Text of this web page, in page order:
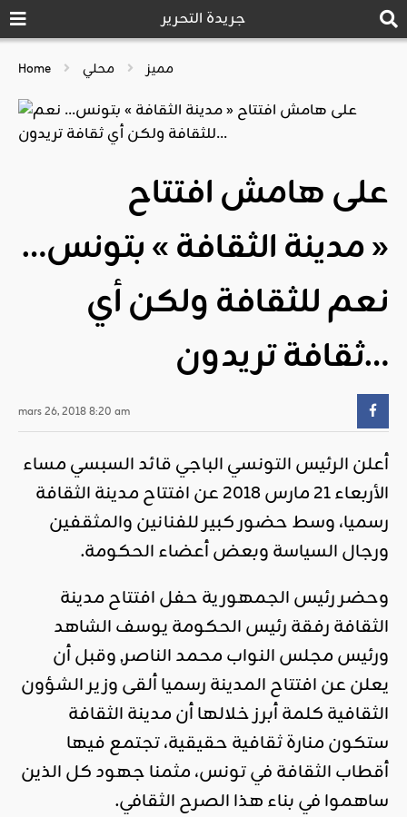
جريدة التحرير
Home مميز محلي
على هامش افتتاح
« مدينة الثقافة » بتونس…
نعم للثقافة ولكن أي
ثقافة تريدون…
mars 26, 2018 8:20 am
أعلن الرئيس التونسي الباجي قائد السبسي مساء
الأربعاء 21 مارس 2018 عن افتتاح مدينة الثقافة
رسميا، وسط حضور كبير للفنانين والمثقفين
ورجال السياسة وبعض أعضاء الحكومة.
وحضر رئيس الجمهورية حفل افتتاح مدينة
الثقافة رفقة رئيس الحكومة يوسف الشاهد
ورئيس مجلس النواب محمد الناصر, وقبل أن
يعلن عن افتتاح المدينة رسميا ألقى وزير الشؤون
الثقافية كلمة أبرز خلالها أن مدينة الثقافة
ستكون منارة ثقافية حقيقية، تجتمع فيها
أقطاب الثقافة في تونس، مثمنا جهود كل الذين
ساهموا في بناء هذا الصرح الثقافي.